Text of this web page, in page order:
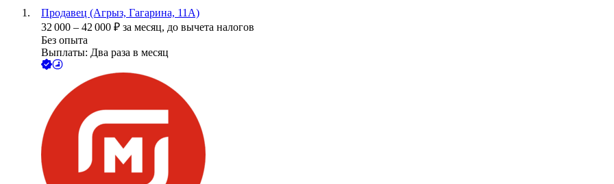
Продавец (Агрыз, Гагарина, 11А)
32 000 – 42 000 ₽ за месяц, до вычета налогов
Без опыта
Выплаты: Два раза в месяц